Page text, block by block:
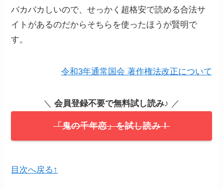
バカバカしいので、せっかく超格安で読める合法サ
イトがあるのだからそちらを使ったほうが賢明で
す。
令和3年通常国会 著作権法改正について
＼ 会員登録不要で無料試し読み♪ ／
「鬼の千年恋」を試し読み！
目次へ戻る↑